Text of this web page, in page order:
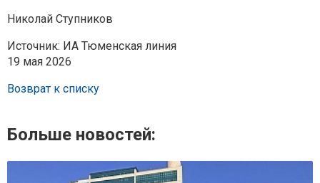
Николай Ступников
Источник: ИА Тюменская линия
19 мая 2026
Возврат к списку
Больше новостей: